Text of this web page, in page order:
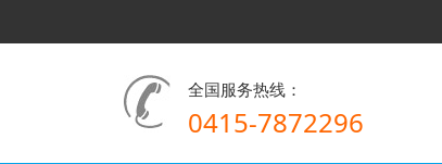
全国服务热线：
0415-7872296